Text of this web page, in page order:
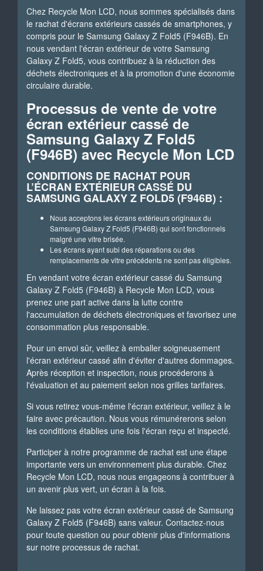
Chez Recycle Mon LCD, nous sommes spécialisés dans
le rachat d'écrans extérieurs cassés de smartphones, y
compris pour le Samsung Galaxy Z Fold5 (F946B). En
nous vendant l'écran extérieur de votre Samsung
Galaxy Z Fold5, vous contribuez à la réduction des
déchets électroniques et à la promotion d'une économie
circulaire durable.
Processus de vente de votre
écran extérieur cassé de
Samsung Galaxy Z Fold5
(F946B) avec Recycle Mon LCD
CONDITIONS DE RACHAT POUR
L’ÉCRAN EXTÉRIEUR CASSÉ DU
SAMSUNG GALAXY Z FOLD5 (F946B) :
Nous acceptons les écrans extérieurs originaux du
Samsung Galaxy Z Fold5 (F946B) qui sont fonctionnels
malgré une vitre brisée.
Les écrans ayant subi des réparations ou des
remplacements de vitre précédents ne sont pas éligibles.
En vendant votre écran extérieur cassé du Samsung
Galaxy Z Fold5 (F946B) à Recycle Mon LCD, vous
prenez une part active dans la lutte contre
l'accumulation de déchets électroniques et favorisez une
consommation plus responsable.
Pour un envoi sûr, veillez à emballer soigneusement
l'écran extérieur cassé afin d'éviter d'autres dommages.
Après réception et inspection, nous procéderons à
l'évaluation et au paiement selon nos grilles tarifaires.
Si vous retirez vous-même l'écran extérieur, veillez à le
faire avec précaution. Nous vous rémunérerons selon
les conditions établies une fois l'écran reçu et inspecté.
Participer à notre programme de rachat est une étape
importante vers un environnement plus durable. Chez
Recycle Mon LCD, nous nous engageons à contribuer à
un avenir plus vert, un écran à la fois.
Ne laissez pas votre écran extérieur cassé de Samsung
Galaxy Z Fold5 (F946B) sans valeur. Contactez-nous
pour toute question ou pour obtenir plus d'informations
sur notre processus de rachat.